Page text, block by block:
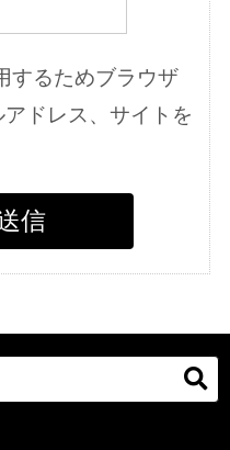
するためブラウザ
ドレス、サイトを